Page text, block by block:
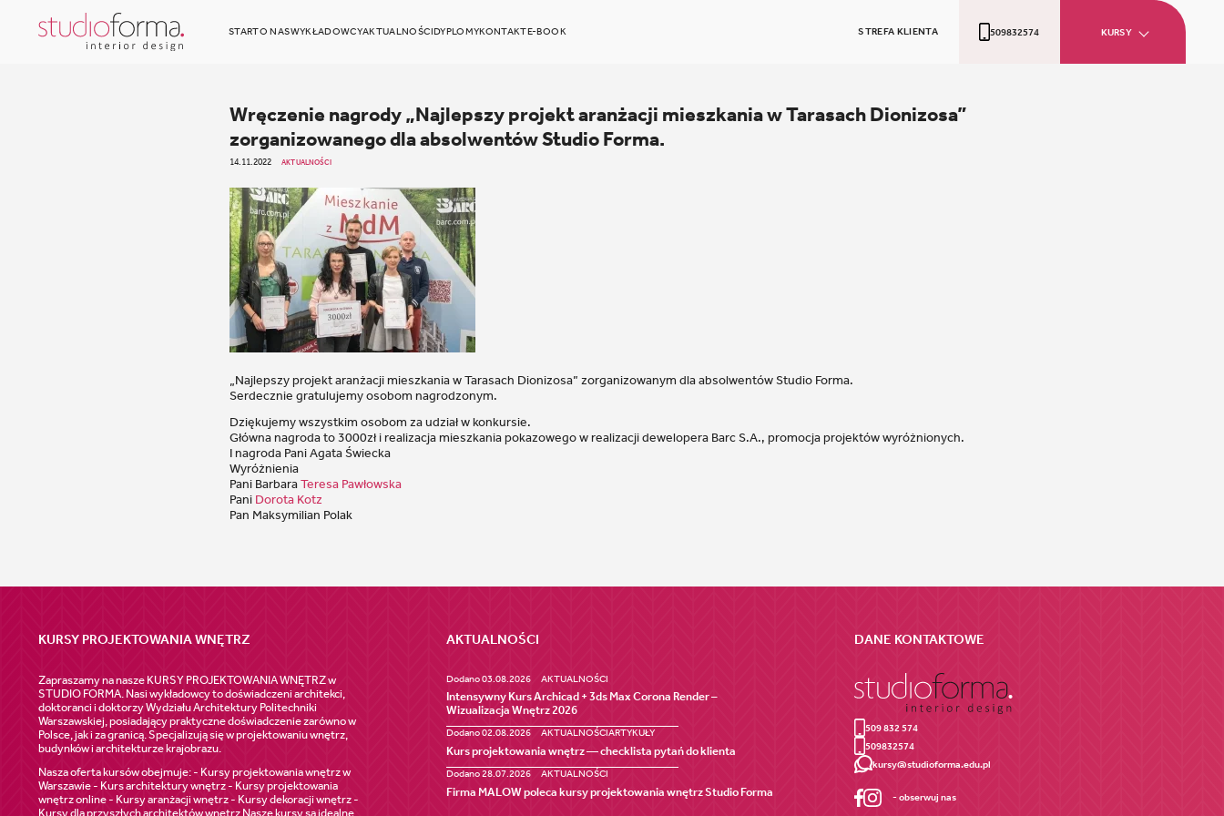
STARTO NASWYKŁADOWCYAKTUALNOŚCIDYPLOMYKONTAKTE-BOOK STREFA KLIENTA 509832574 KURSY
Wręczenie nagrody „Najlepszy projekt aranżacji mieszkania w Tarasach Dionizosa”
zorganizowanego dla absolwentów Studio Forma.
14.11.2022 AKTUALNOŚCI
„Najlepszy projekt aranżacji mieszkania w Tarasach Dionizosa” zorganizowanym dla absolwentów Studio Forma.
Serdecznie gratulujemy osobom nagrodzonym.
Dziękujemy wszystkim osobom za udział w konkursie.
Główna nagroda to 3000zł i realizacja mieszkania pokazowego w realizacji dewelopera Barc S.A., promocja projektów wyróżnionych.
I nagroda Pani Agata Świecka
Wyróżnienia
Pani BarbaraTeresa Pawłowska
Pani Dorota Kotz
Pan Maksymilian Polak
KURSY PROJEKTOWANIA WNĘTRZ
Zapraszamy na nasze KURSY PROJEKTOWANIA WNĘTRZ w
STUDIO FORMA. Nasi wykładowcy to doświadczeni architekci,
doktoranci i doktorzy Wydziału Architektury Politechniki
Warszawskiej, posiadający praktyczne doświadczenie zarówno w
Polsce, jak i za granicą. Specjalizują się w projektowaniu wnętrz,
budynków i architekturze krajobrazu.
Nasza oferta kursów obejmuje: - Kursy projektowania wnętrz w
Warszawie - Kurs architektury wnętrz - Kursy projektowania
wnętrz online - Kursy aranżacji wnętrz - Kursy dekoracji wnętrz -
Kursy dla przyszłych architektów wnętrz Nasze kursy są idealne
AKTUALNOŚCI
Dodano 03.08.2026 AKTUALNOŚCI
Intensywny Kurs Archicad + 3ds Max Corona Render –
Wizualizacja Wnętrz 2026
Dodano 02.08.2026 AKTUALNOŚCIARTYKUŁY
Kurs projektowania wnętrz — checklista pytań do klienta
Dodano 28.07.2026 AKTUALNOŚCI
Firma MALOW poleca kursy projektowania wnętrz Studio Forma
DANE KONTAKTOWE
509 832 574
509832574
kursy@studioforma.edu.pl
- obserwuj nas